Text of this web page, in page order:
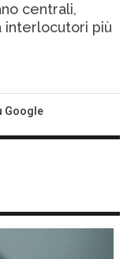
centrali,
interlocutori più
Google